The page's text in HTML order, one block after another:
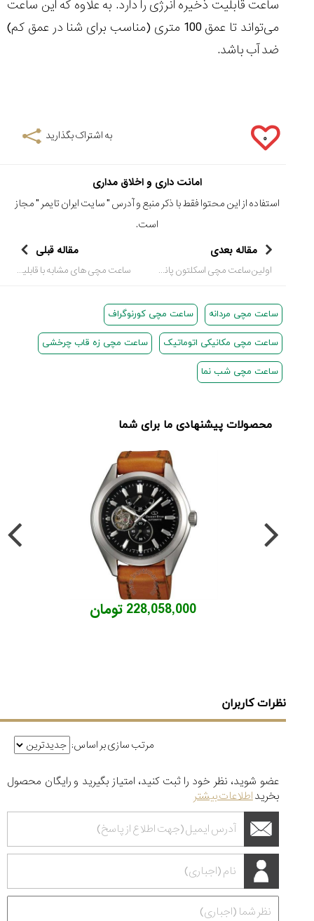
ساعت قابلیت ذخیره انرژی را دارد. به علاوه که این ساعت
می‌تواند تا عمق 100 متری (مناسب برای شنا در عمق کم)
ضد آب باشد.
۰ به اشتراک بگذارید
امانت داری و اخلاق مداری
استفاده از این محتوا فقط با ذکر منبع و آدرس "سایت ایران تایمر " مجاز
است.
مقاله بعدی
اولین ساعت مچی اسکلتون پانرای به تعداد محدود تولید شد
مقاله قبلی
ساعت مچی های مشابه با قابلیت های متفاوت
ساعت مچی مردانه ساعت مچی کورنوگراف
ساعت مچی مکانیکی اتوماتیک ساعت مچی زه قاب چرخشی
ساعت مچی شب نما
محصولات پیشنهادی ما برای شما
228,058,000 تومان
نظرات کاربران
مرتب سازی بر اساس:
عضو شوید، نظر خود را ثبت کنید، امتیاز بگیرید و رایگان محصول
بخریداطلاعات بیشتر